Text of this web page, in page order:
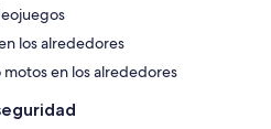
los alrededores
motos en los alrededores